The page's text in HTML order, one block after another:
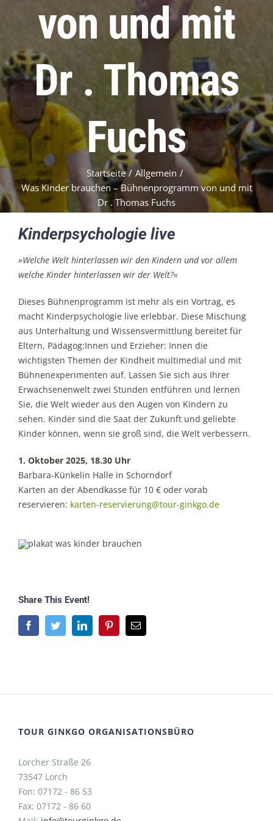
von und mit
Dr . Thomas
Fuchs
Startseite / Allgemein /
Was Kinder brauchen – Bühnenprogramm von und mit
Dr . Thomas Fuchs
Kinderpsychologie live
»Welche Welt hinterlassen wir den Kindern und vor allem
welche Kinder hinterlassen wir der Welt?«
Dieses Bühnenprogramm ist mehr als ein Vortrag, es
macht Kinderpsychologie live erlebbar. Diese Mischung
aus Unterhaltung und Wissensvermittlung bereitet für
Eltern, Pädagog:Innen und Erzieher: Innen die
wichtigsten Themen der Kindheit multimedial und mit
Bühnenexperimenten auf. Lassen Sie sich aus Ihrer
Erwachsenenwelt zwei Stunden entführen und lernen
Sie, die Welt wieder aus den Augen von Kindern zu
sehen. Kinder sind die Saat der Zukunft und geliebte
Kinder können, wenn sie groß sind, die Welt verbessern.
1. Oktober 2025, 18.30 Uhr
Barbara-Künkelin Halle in Schorndorf
Karten an der Abendkasse für 10 € oder vorab
reservieren: karten-reservierung@tour-ginkgo.de
Share This Event!
FacebookTwitterLinkedInPinterestE-
Mail
TOUR GINKGO ORGANISATIONSBÜRO
Lorcher Straße 26
73547 Lorch
Fon: 07172 - 86 53
Fax: 07172 - 86 60